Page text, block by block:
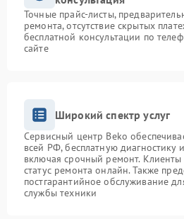
Точные прайс-листы,
ремонта, отсутствие скрытых
бесплатной консультации по
сайте
Широкий спектр услуг
Сервисный центр Beko
всей РФ, бесплатную диагностику
включая срочный ремонт. Клиенты
статус ремонта онлайн. Также
постгарантийное обслуживание
службы техники